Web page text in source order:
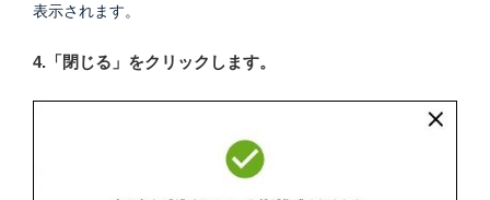
表示されます。
4.「閉じる」をクリックします。